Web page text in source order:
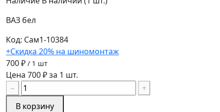
ВАЗ бел
Код: Сам1-10384
+Скидка 20% на шиномонтаж
700 ₽ / 1 шт
Цена 700 ₽ за 1 шт.
−
+
В корзину